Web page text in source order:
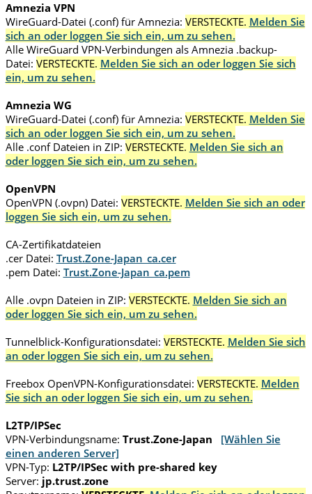
Amnezia VPN
WireGuard-Datei (.conf) für Amnezia: VERSTECKTE. Melden Sie
sich an oder loggen Sie sich ein, um zu sehen.
Alle WireGuard VPN-Verbindungen als Amnezia .backup-
Datei: VERSTECKTE. Melden Sie sich an oder loggen Sie sich
ein, um zu sehen.
Amnezia WG
WireGuard-Datei (.conf) für Amnezia: VERSTECKTE. Melden Sie
sich an oder loggen Sie sich ein, um zu sehen.
Alle .conf Dateien in ZIP: VERSTECKTE. Melden Sie sich an
oder loggen Sie sich ein, um zu sehen.
OpenVPN
OpenVPN (.ovpn) Datei: VERSTECKTE. Melden Sie sich an oder
loggen Sie sich ein, um zu sehen.
CA-Zertifikatdateien
.cer Datei: Trust.Zone-Japan_ca.cer
.pem Datei: Trust.Zone-Japan_ca.pem
Alle .ovpn Dateien in ZIP: VERSTECKTE. Melden Sie sich an
oder loggen Sie sich ein, um zu sehen.
Tunnelblick-Konfigurationsdatei: VERSTECKTE. Melden Sie sich
an oder loggen Sie sich ein, um zu sehen.
Freebox OpenVPN-Konfigurationsdatei: VERSTECKTE. Melden
Sie sich an oder loggen Sie sich ein, um zu sehen.
L2TP/IPSec
VPN-Verbindungsname: Trust.Zone-Japan
[Wählen Sie
einen anderen Server]
VPN-Typ: L2TP/IPSec with pre-shared key
Server: jp.trust.zone